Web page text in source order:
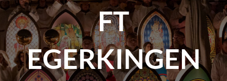
FT
EGERKINGEN